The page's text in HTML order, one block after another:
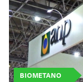
BIOMETANO